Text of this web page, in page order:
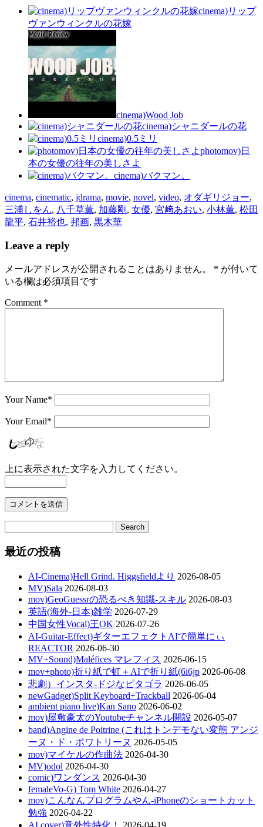
cinema)リップ
ヴァンウィンクルの花嫁
cinema)Wood Job
cinema)シャニダールの花
cinema)0.5ミリ
photomov)日
本の女優の往年の美しさよ
cinema)バクマン。
cinema, cinematic, jdrama, movie, novel, video, オダギリジョー,
三浦しをん, 八千草薫, 加藤剛 , 女優, 宮﨑あおい, 小林薫, 松田
龍平, 石井裕也, 邦画, 黒木華
Leave a reply
メールアドレスが公開されることはありません。 * が付いて
いる欄は必須項目です
Comment *
Your Name*
Your Email*
上に表示された文字を入力してください。
最近の投稿
AI-Cinema)Hell Grind. Higgsfieldより 2026-08-05
MV)Sala 2026-08-03
mov)GeoGuessrの恐るべき知識-スキル 2026-08-03
英語(海外-日本)雑学 2026-07-29
中国女性Vocal)王OK 2026-07-26
AI-Guitar-Effect)ギターエフェクトAIで簡単にぃ
REACTOR 2026-06-30
MV+Sound)Maléfices マレフィス 2026-06-15
mov+photo)折り紙で虹＋AIで折り紙(6i6jp 2026-06-08
悲劇）インスタ-ドジなピタゴラ 2026-06-05
newGadget)Split Keyboard+Trackball 2026-06-04
ambient piano live)Kan Sano 2026-06-02
mov)屋敷豪太のYoutubeチャンネル開設 2026-05-07
band)Angine de Poitrine (これはトンデモない変態 アンジ
ーヌ・ド・ポワトリーヌ 2026-05-05
mov)マイケルの作曲法 2026-04-30
MV)odol 2026-04-30
comic)ワンダンス 2026-04-30
femaleVo-G) Tom White 2026-04-27
mov)こんなんプログラムやん-iPhoneのショートカット
勉強 2026-04-22
AI cover)意外性特化！
2026-04-19